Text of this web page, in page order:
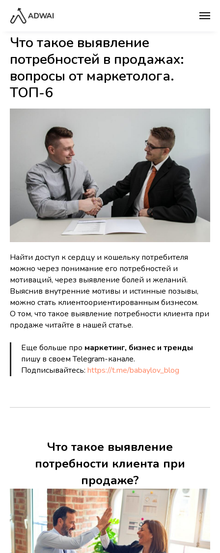
Что такое выявление
потребностей в продажах:
вопросы от маркетолога.
ТОП-6
Найти доступ к сердцу и кошельку потребителя
можно через понимание его потребностей и
мотиваций, через выявление болей и желаний.
Выяснив внутренние мотивы и истинные позывы,
можно стать клиентоориентированным бизнесом.
О том, что такое выявление потребности клиента при
продаже читайте в нашей статье.
Еще больше про маркетинг, бизнес и тренды
пишу в своем Telegram-канале.
Подписывайтесь: https://t.me/babaylov_blog
Что такое выявление
потребности клиента при
продаже?